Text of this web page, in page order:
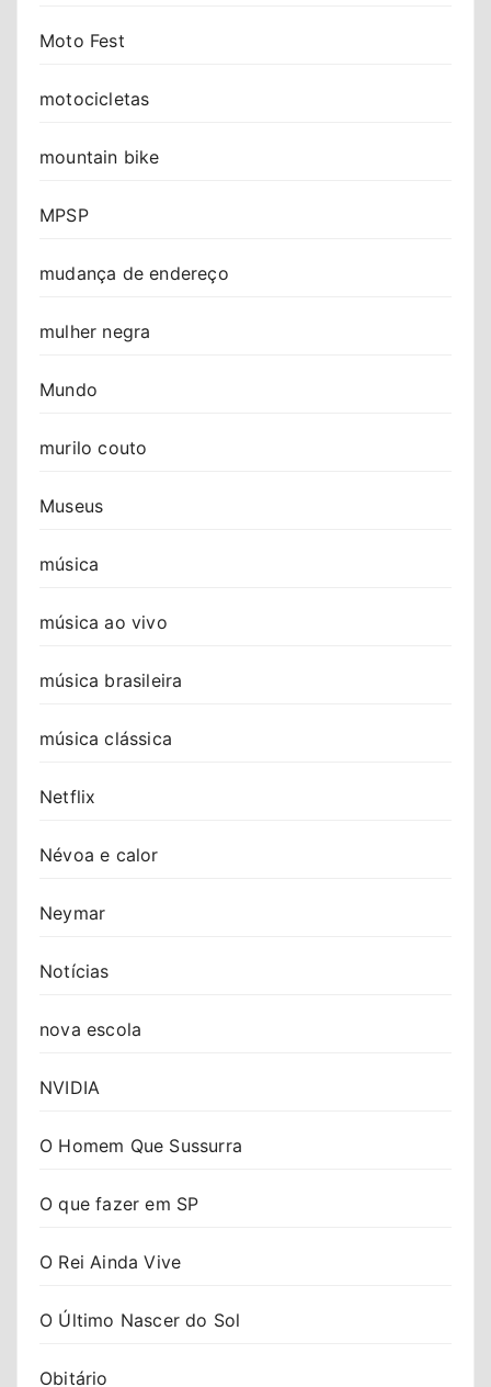
Moto Fest
motocicletas
mountain bike
MPSP
mudança de endereço
mulher negra
Mundo
murilo couto
Museus
música
música ao vivo
música brasileira
música clássica
Netflix
Névoa e calor
Neymar
Notícias
nova escola
NVIDIA
O Homem Que Sussurra
O que fazer em SP
O Rei Ainda Vive
O Último Nascer do Sol
Obitário